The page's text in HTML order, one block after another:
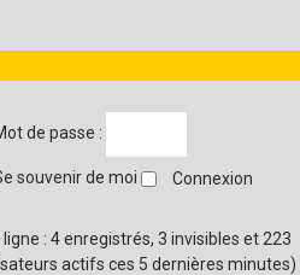
de passe :
souvenir de moi
: 4 enregistrés, 3 invisibles et 223
actifs ces 5 dernières minutes)